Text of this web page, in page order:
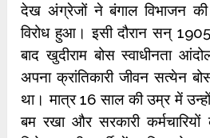
देख अंग्रेजों ने बंगाल विभाजन
विरोध हुआ। इसी दौरान सन्
बाद खुदीराम बोस स्वाधीनता
अपना क्रांतिकारी जीवन सत्येन
था। मात्र 16 साल की उम्र में
बम रखा और सरकारी कर्मचारियों